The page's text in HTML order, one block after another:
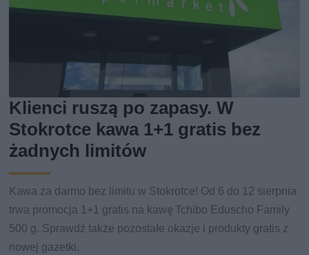
Klienci ruszą po zapasy. W
Stokrotce kawa 1+1 gratis bez
żadnych limitów
Kawa za darmo bez limitu w Stokrotce! Od 6 do 12 sierpnia
trwa promocja 1+1 gratis na kawę Tchibo Eduscho Family
500 g. Sprawdź także pozostałe okazje i produkty gratis z
nowej gazetki.